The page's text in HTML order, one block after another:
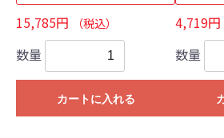
15,785円 （税込）
数量
カートに入れる
4,719円
数量